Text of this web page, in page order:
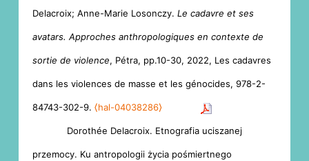
Delacroix; Anne-Marie Losonczy. Le cadavre et ses
avatars. Approches anthropologiques en contexte de
sortie de violence, Pétra, pp.10-30, 2022, Les cadavres
dans les violences de masse et les génocides, 978-2-
84743-302-9. ⟨hal-04038286⟩
Dorothée Delacroix. Etnografia uciszanej
przemocy. Ku antropologii życia pośmiertnego